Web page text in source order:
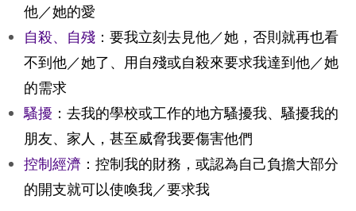
他／她的愛
自殺、自殘 ：要我立刻去見他／她，否則就再也看
不到他／她了、用自殘或自殺來要求我達到他／她
的需求
騷擾 ：去我的學校或工作的地方騷擾我、騷擾我的
朋友、家人，甚至威脅我要傷害他們
控制經濟 ：控制我的財務，或認為自己負擔大部分
的開支就可以使喚我／要求我